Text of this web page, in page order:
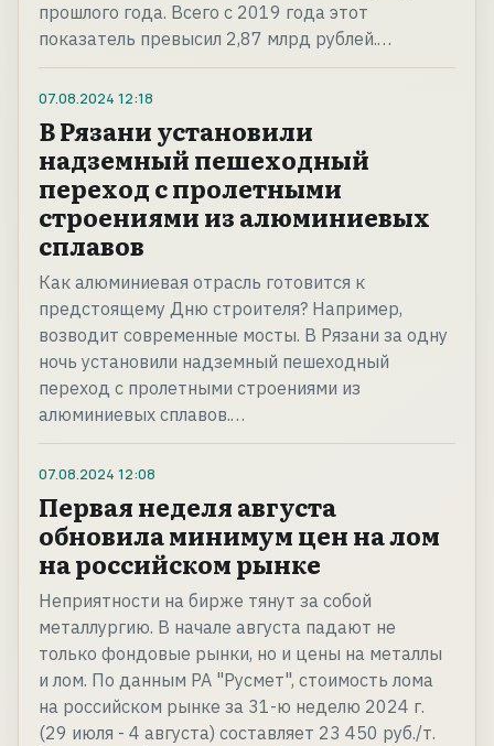
прошлого года. Всего с 2019 года этот
показатель превысил 2,87 млрд рублей.…
07.08.2024 12:18
В Рязани установили
надземный пешеходный
переход с пролетными
строениями из алюминиевых
сплавов
Как алюминиевая отрасль готовится к
предстоящему Дню строителя? Например,
возводит современные мосты. В Рязани за одну
ночь установили надземный пешеходный
переход с пролетными строениями из
алюминиевых сплавов.…
07.08.2024 12:08
Первая неделя августа
обновила минимум цен на лом
на российском рынке
Неприятности на бирже тянут за собой
металлургию. В начале августа падают не
только фондовые рынки, но и цены на металлы
и лом. По данным РА "Русмет", стоимость лома
на российском рынке за 31-ю неделю 2024 г.
(29 июля - 4 августа) составляет 23 450 руб./т.